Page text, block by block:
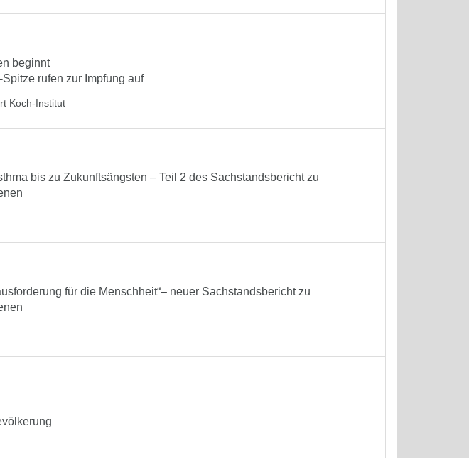
beginnt
rufen zur Impfung auf
Koch-Institut
bis zu Zukunftsängsten – Teil 2 des Sachstandsbericht zu
für die Menschheit“– neuer Sachstandsbericht zu